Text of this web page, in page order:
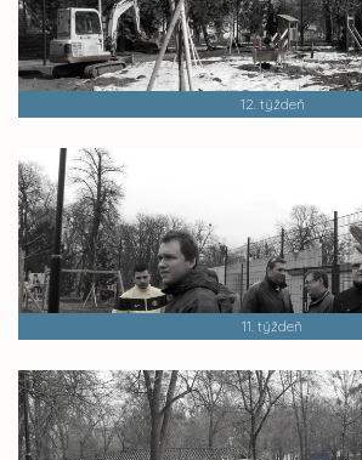
12. týždeň
11. týždeň